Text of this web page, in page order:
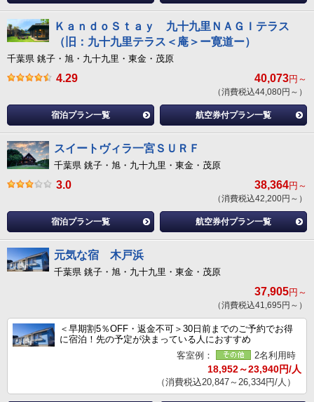
ＫａｎｄｏＳｔａｙ 九十九里ＮＡＧＩテラス
（旧：九十九里テラス＜庵＞ー寛道ー）
千葉県 銚子・旭・九十九里・東金・茂原
4.29 40,073円～
（消費税込44,080円～）
宿泊プラン一覧 航空券付プラン一覧
スイートヴィラ一宮ＳＵＲＦ
千葉県 銚子・旭・九十九里・東金・茂原
3.0 38,364円～
（消費税込42,200円～）
宿泊プラン一覧 航空券付プラン一覧
元気な宿 木戸浜
千葉県 銚子・旭・九十九里・東金・茂原
37,905円～
（消費税込41,695円～）
＜早期割5％OFF・返金不可＞30日前までのご予約でお得
に宿泊！先の予定が決まっている人におすすめ
客室例：
2名利用時
18,952～23,940円/人
（消費税込20,847～26,334円/人）